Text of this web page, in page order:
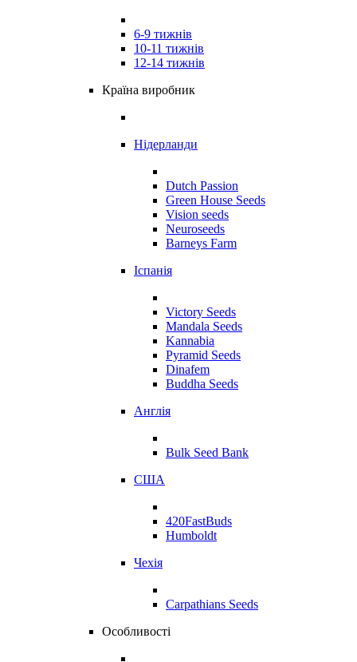
6-9 тижнів
10-11 тижнів
12-14 тижнів
Країна виробник
Нідерланди
Dutch Passion
Green House Seeds
Vision seeds
Neuroseeds
Barneys Farm
Іспанія
Victory Seeds
Mandala Seeds
Kannabia
Pyramid Seeds
Dinafem
Buddha Seeds
Англія
Bulk Seed Bank
США
420FastBuds
Humboldt
Чехія
Carpathians Seeds
Особливості